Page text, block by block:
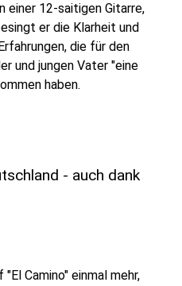
einer 12-saitigen Gitarre,
er die Klarheit und
die für den
und jungen Vater "eine
haben.
- auch dank
Camino" einmal mehr,